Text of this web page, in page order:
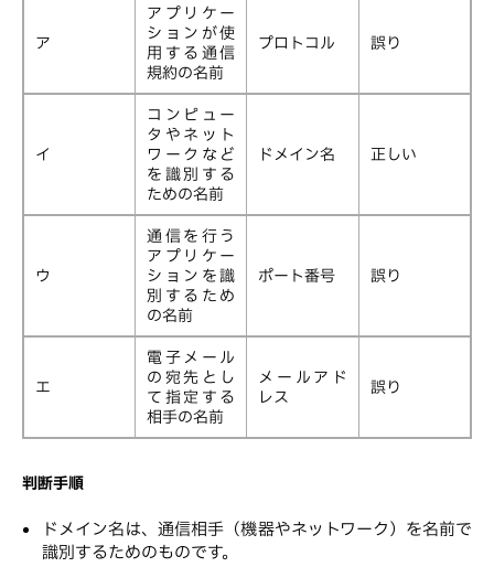
ア
アプリケー
ションが使
用する通信
規約の名前
プロトコル 誤り
イ
コンピュー
タやネット
ワークなど
を識別する
ための名前
ドメイン名 正しい
ウ
通信を行う
アプリケー
ションを識
別するため
の名前
ポート番号 誤り
エ
電子メール
の宛先とし
て指定する
相手の名前
メールアド
レス
誤り
判断手順
ドメイン名は、通信相手（機器やネットワーク）を名前で
識別するためのものです。